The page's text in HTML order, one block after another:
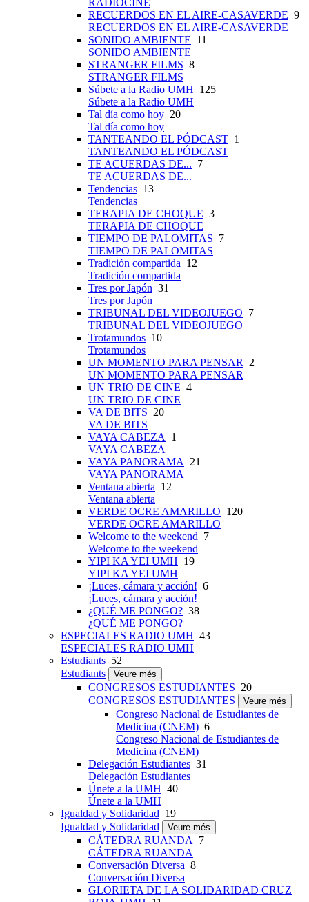
RADIOCINE
RECUERDOS EN EL AIRE-CASAVERDE 9
RECUERDOS EN EL AIRE-CASAVERDE
SONIDO AMBIENTE 11
SONIDO AMBIENTE
STRANGER FILMS 8
STRANGER FILMS
Súbete a la Radio UMH 125
Súbete a la Radio UMH
Tal día como hoy 20
Tal día como hoy
TANTEANDO EL PÓDCAST 1
TANTEANDO EL PÓDCAST
TE ACUERDAS DE... 7
TE ACUERDAS DE...
Tendencias 13
Tendencias
TERAPIA DE CHOQUE 3
TERAPIA DE CHOQUE
TIEMPO DE PALOMITAS 7
TIEMPO DE PALOMITAS
Tradición compartida 12
Tradición compartida
Tres por Japón 31
Tres por Japón
TRIBUNAL DEL VIDEOJUEGO 7
TRIBUNAL DEL VIDEOJUEGO
Trotamundos 10
Trotamundos
UN MOMENTO PARA PENSAR 2
UN MOMENTO PARA PENSAR
UN TRIO DE CINE 4
UN TRIO DE CINE
VA DE BITS 20
VA DE BITS
VAYA CABEZA 1
VAYA CABEZA
VAYA PANORAMA 21
VAYA PANORAMA
Ventana abierta 12
Ventana abierta
VERDE OCRE AMARILLO 120
VERDE OCRE AMARILLO
Welcome to the weekend 7
Welcome to the weekend
YIPI KA YEI UMH 19
YIPI KA YEI UMH
¡Luces, cámara y acción! 6
¡Luces, cámara y acción!
¿QUÉ ME PONGO? 38
¿QUÉ ME PONGO?
ESPECIALES RADIO UMH 43
ESPECIALES RADIO UMH
Estudiants 52
Estudiants
Veure més
CONGRESOS ESTUDIANTES 20
CONGRESOS ESTUDIANTES
Veure més
Congreso Nacional de Estudiantes de
Medicina (CNEM) 6
Congreso Nacional de Estudiantes de
Medicina (CNEM)
Delegación Estudiantes 31
Delegación Estudiantes
Únete a la UMH 40
Únete a la UMH
Igualdad y Solidaridad 19
Igualdad y Solidaridad
Veure més
CÁTEDRA RUANDA 7
CÁTEDRA RUANDA
Conversación Diversa 8
Conversación Diversa
GLORIETA DE LA SOLIDARIDAD CRUZ